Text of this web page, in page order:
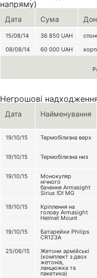
напряму)
Дата Сума
15/08/14 36 850 UAH
08/08/14
60 000 UAH
Негрошові
Дата Найменування
19/10/15 Термобілизна верх
19/10/15
Термобілизна низ
19/10/15
Монокуляр
нічного
бачення Armasight
Sirius IDI MG
19/10/15 Кріплення на
голову Armasight
Helmet Mount
19/10/15 Батарейки Philips
CR123А
25/06/15
Жетони армійські
(комплект з двох
жетонів,
ланцюжка та
пакетика)